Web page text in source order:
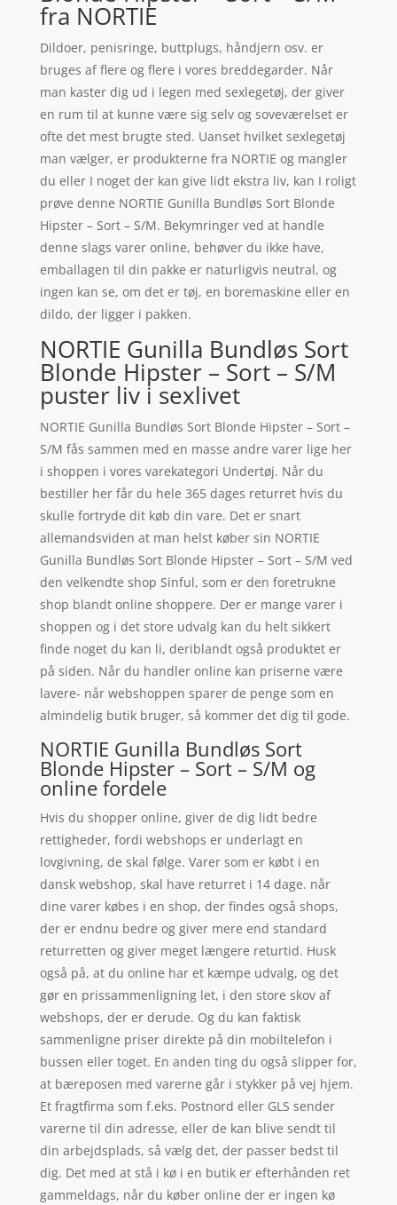
fra NORTIE
Dildoer, penisringe, buttplugs, håndjern osv. er
bruges af flere og flere i vores breddegarder. Når
man kaster dig ud i legen med sexlegetøj, der giver
en rum til at kunne være sig selv og soveværelset er
ofte det mest brugte sted. Uanset hvilket sexlegetøj
man vælger, er produkterne fra NORTIE og mangler
du eller I noget der kan give lidt ekstra liv, kan I roligt
prøve denne NORTIE Gunilla Bundløs Sort Blonde
Hipster – Sort – S/M. Bekymringer ved at handle
denne slags varer online, behøver du ikke have,
emballagen til din pakke er naturligvis neutral, og
ingen kan se, om det er tøj, en boremaskine eller en
dildo, der ligger i pakken.
NORTIE Gunilla Bundløs Sort
Blonde Hipster – Sort – S/M
puster liv i sexlivet
NORTIE Gunilla Bundløs Sort Blonde Hipster – Sort –
S/M fås sammen med en masse andre varer lige her
i shoppen i vores varekategori Undertøj. Når du
bestiller her får du hele 365 dages returret hvis du
skulle fortryde dit køb din vare. Det er snart
allemandsviden at man helst køber sin NORTIE
Gunilla Bundløs Sort Blonde Hipster – Sort – S/M ved
den velkendte shop Sinful, som er den foretrukne
shop blandt online shoppere. Der er mange varer i
shoppen og i det store udvalg kan du helt sikkert
finde noget du kan li, deriblandt også produktet er
på siden. Når du handler online kan priserne være
lavere- når webshoppen sparer de penge som en
almindelig butik bruger, så kommer det dig til gode.
NORTIE Gunilla Bundløs Sort
Blonde Hipster – Sort – S/M og
online fordele
Hvis du shopper online, giver de dig lidt bedre
rettigheder, fordi webshops er underlagt en
lovgivning, de skal følge. Varer som er købt i en
dansk webshop, skal have returret i 14 dage. når
dine varer købes i en shop, der findes også shops,
der er endnu bedre og giver mere end standard
returretten og giver meget længere returtid. Husk
også på, at du online har et kæmpe udvalg, og det
gør en prissammenligning let, i den store skov af
webshops, der er derude. Og du kan faktisk
sammenligne priser direkte på din mobiltelefon i
bussen eller toget. En anden ting du også slipper for,
at bæreposen med varerne går i stykker på vej hjem.
Et fragtfirma som f.eks. Postnord eller GLS sender
varerne til din adresse, eller de kan blive sendt til
din arbejdsplads, så vælg det, der passer bedst til
dig. Det med at stå i kø i en butik er efterhånden ret
gammeldags, når du køber online der er ingen kø